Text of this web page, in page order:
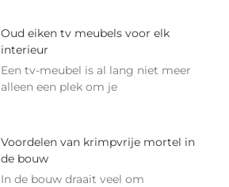
Oud eiken tv meubels voor elk
interieur
Een tv-meubel is al lang niet meer
alleen een plek om je
Voordelen van krimpvrije mortel in
de bouw
In de bouw draait veel om